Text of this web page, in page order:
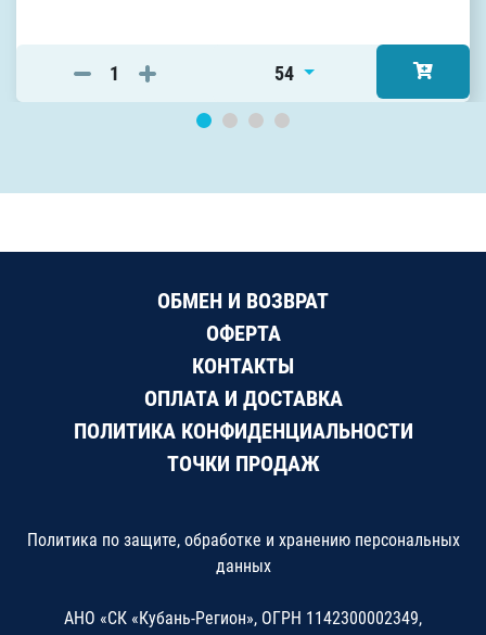
54
ОБМЕН И ВОЗВРАТ
ОФЕРТА
КОНТАКТЫ
ОПЛАТА И ДОСТАВКА
ПОЛИТИКА КОНФИДЕНЦИАЛЬНОСТИ
ТОЧКИ ПРОДАЖ
Политика по защите, обработке и хранению персональных
данных
АНО «СК «Кубань-Регион», ОГРН 1142300002349,